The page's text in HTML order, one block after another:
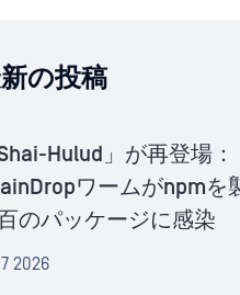
の投稿
Shai-Hulud」が再登場：
ワームがnpmを
のパッケージに感染
2026